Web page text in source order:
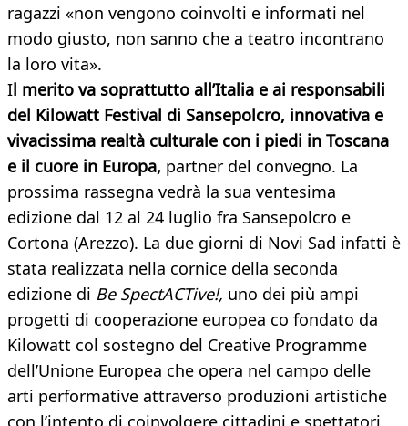
ragazzi «non vengono coinvolti e informati nel
modo giusto, non sanno che a teatro incontrano
la loro vita».
Il merito va soprattutto all’Italia e ai responsabili
del Kilowatt Festival di Sansepolcro, innovativa e
vivacissima realtà culturale con i piedi in Toscana
e il cuore in Europa, partner del convegno. La
prossima rassegna vedrà la sua ventesima
edizione dal 12 al 24 luglio fra Sansepolcro e
Cortona (Arezzo). La due giorni di Novi Sad infatti è
stata realizzata nella cornice della seconda
edizione di Be SpectACTive!, uno dei più ampi
progetti di cooperazione europea co fondato da
Kilowatt col sostegno del Creative Programme
dell’Unione Europea che opera nel campo delle
arti performative attraverso produzioni artistiche
con l’intento di coinvolgere cittadini e spettatori